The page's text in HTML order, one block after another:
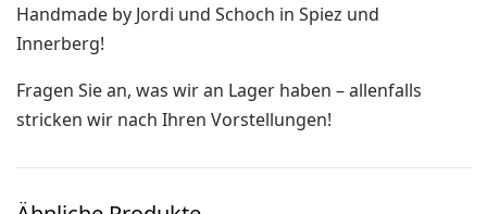
Handmade by Jordi und Schoch in Spiez und
Innerberg!
Fragen Sie an, was wir an Lager haben – allenfalls
stricken wir nach Ihren Vorstellungen!
Schuhe
Stirnlampen
Vereinsmaterial